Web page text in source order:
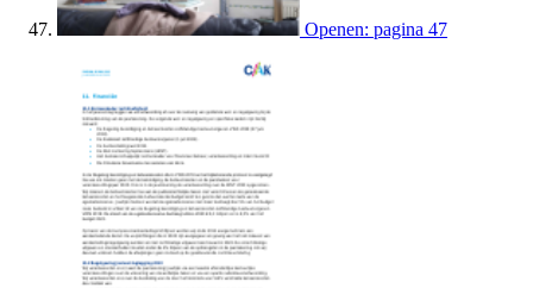
Openen: pagina 47